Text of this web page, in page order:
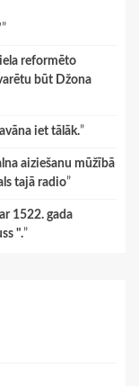
”
reformēto
būt Džona
iet tālāk.”
aiziešanu mūžībā
tajā radio”
1522. gada
".”